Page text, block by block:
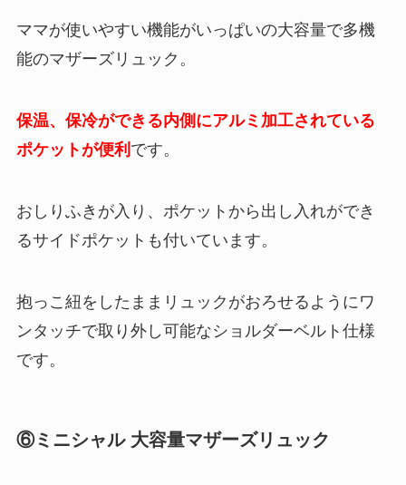
ママが使いやすい機能がいっぱいの大容量で多機
能のマザーズリュック。
保温、保冷ができる内側にアルミ加工されている
ポケットが便利 です。
おしりふきが入り、ポケットから出し入れができ
るサイドポケットも付いています。
抱っこ紐をしたままリュックがおろせるようにワ
ンタッチで取り外し可能なショルダーベルト仕様
です。
⑥ミニシャル 大容量マザーズリュック